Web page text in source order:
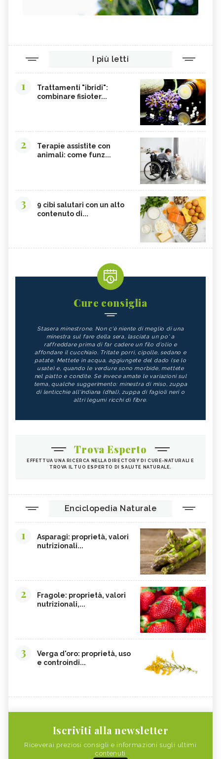
I più letti
1
Trattamenti "ibridi":
combinare fisioter...
2
Terapie assistite con
animali: come funz...
3
9 cibi salutari con un alto
contenuto di...
Cure consiglia
Stasera minestrone. Non c'è niente di meglio di una
minestra sul fare della sera, lasciata un po' a
raffreddare prima di far cadere un filo d'olio e
affondare il cucchiaio. Tritate porri, cipolle, sedano e
patate. Mettete in acqua, aggiungete del dado (se lo
usate) e, quando le verdure sono morbide, mettete
nel piatto e condite. Se invece amate le variazioni sul
tema, qualche suggerimento: minestra di miso, zuppa
di lenticchie all'indiana (dhal), zuppa di fagioli neri o
altri legumi ricchi di fibre.
Trova Esperto
EFFETTUA UNA RICERCA NELLA DIRECTORY DI CURE-NATURALI E
TROVA IL TUO ESPERTO DI SALUTE NATURALE.
Enciclopedia Naturale
1
Asparagi: proprietà, valori
nutrizionali...
2
Fragole: proprietà, valori
nutrizionali,...
3
Verga d'oro: proprietà, uso
e controindi...
Iscriviti alla newsletter
Riceverai preziosi consigli e informazioni sugli ultimi
contenuti